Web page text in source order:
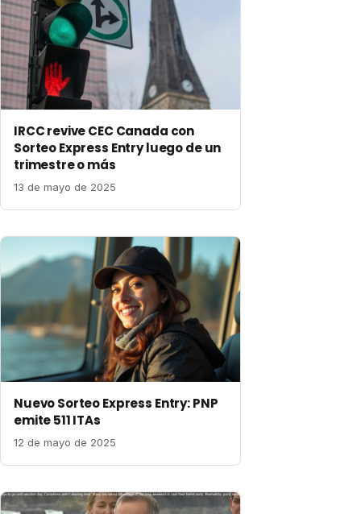
IRCC revive CEC Canada con
Sorteo Express Entry luego de un
trimestre o más
13 de mayo de 2025
Nuevo Sorteo Express Entry: PNP
emite 511 ITAs
12 de mayo de 2025